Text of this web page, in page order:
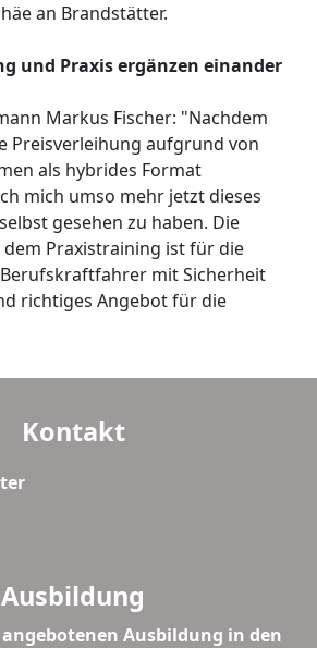
an Brandstätter.
und Praxis ergänzen einander
Markus Fischer: "Nachdem
Preisverleihung aufgrund von
als hybrides Format
mich umso mehr jetzt dieses
gesehen zu haben. Die
Praxistraining ist für die
mit Sicherheit
richtiges Angebot für die
Kontakt
Ausbildung
Ausbildung in den